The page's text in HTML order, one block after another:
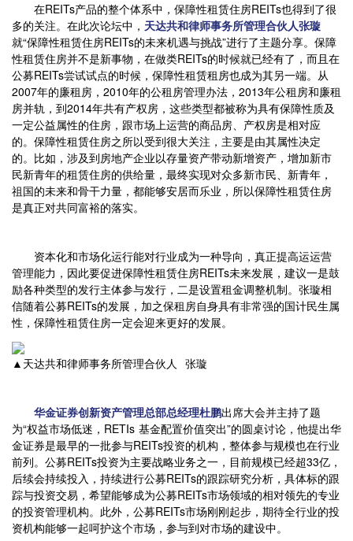
在REITs产品的整个体系中，保障性租赁住房REITs也得到了很
多的关注。在此次论坛中， 天达共和律师事务所管理合伙人张璇
就“保障性租赁住房REITs的未来机遇与挑战”进行了主题分享。保障
性租赁住房并不是新事物，在做类REITs的时候就已经有了，而且在
公募REITs尝试试点的时候，保障性租赁租房也成为其另一端。从
2007年的廉租房，2010年的公租房管理办法，2013年公租房和廉租
房并轨，到2014年共有产权房，这些类型都被称为具有保障性质及
一定公益属性的住房，跟市场上运营的商品房、产权房是相对应
的。保障性租赁住房之所以受到很大关注，主要是由其属性决定
的。比如，涉及到房地产企业以存量资产带动新增资产，增加新市
民新青年的租赁住房的供给量，最终实现对众多新市民、新青年，
祖国的未来和骨干力量，都能够安居而乐业，所以保障性租赁住房
是真正对共同富裕的落实。
资本化和市场化运行能对行业成为一种导向，真正提高运运营
管理能力，因此要促进保障性租赁住房REITs未来发展，建议一是鼓
励各种类型的发行主体参与发行，二是设置租金调整机制。张璇相
信随着公募REITs的发展，加之保租房自身具有非常强的国计民生属
性，保障性租赁住房一定会迎来更好的发展。
▲天达共和律师事务所管理合伙人 张璇
华金证券创新资产管理总部总经理杜鹏出席大会并主持了题
为“权益市场低迷，RETIs 基金配置价值突出”的圆桌讨论，他提出华
金证券是最早的一批参与REITs投资的机构，整体参与规模也在行业
前列。公募REITs投资为主要战略业务之一，目前规模已经超33亿，
后续会持续投入，持续进行公募REITs的跟踪研究分析，具体标的跟
踪与投资交易，希望能够成为公募REITs市场领域的相对领先的专业
的投资管理机构。此外，公募REITs市场刚刚起步，期待全行业的投
资机构能够一起呵护这个市场，参与到对市场的建设中。